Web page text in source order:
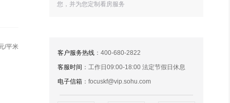
/平米
您，并为您定制看房服务
客户服务热线 ：400-680-2822
客服时间 ：工作日09:00-18:00 法定节假日休息
电子信箱 ：focuskf@vip.sohu.com